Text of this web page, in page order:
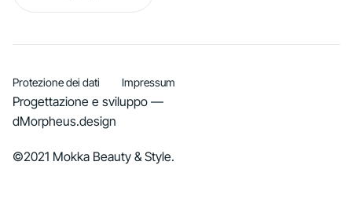
©2021 Mokka Beauty & Style.
Protezione dei dati Impressum
Progettazione e sviluppo —
dMorpheus.design